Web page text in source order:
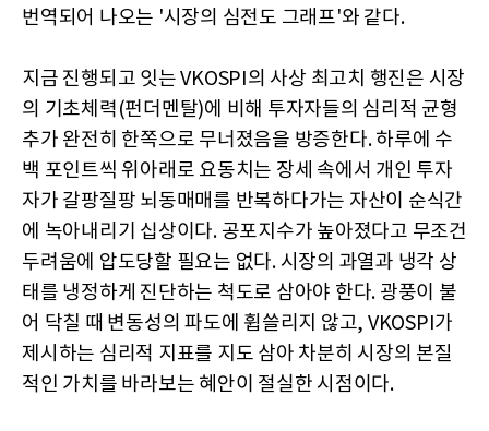
번역되어 나오는 '시장의 심전도 그래프'와 같다.
지금 진행되고 잇는 VKOSPI의 사상 최고치 행진은 시장
의 기초체력(펀더멘탈)에 비해 투자자들의 심리적 균형
추가 완전히 한쪽으로 무너졌음을 방증한다. 하루에 수
백 포인트씩 위아래로 요동치는 장세 속에서 개인 투자
자가 갈팡질팡 뇌동매매를 반복하다가는 자산이 순식간
에 녹아내리기 십상이다. 공포지수가 높아졌다고 무조건
두려움에 압도당할 필요는 없다. 시장의 과열과 냉각 상
태를 냉정하게 진단하는 척도로 삼아야 한다. 광풍이 불
어 닥칠 때 변동성의 파도에 휩쓸리지 않고, VKOSPI가
제시하는 심리적 지표를 지도 삼아 차분히 시장의 본질
적인 가치를 바라보는 혜안이 절실한 시점이다.